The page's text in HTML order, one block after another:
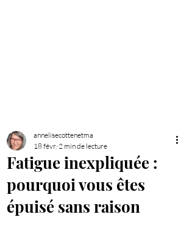
Fatigue inexpliquée :
pourquoi vous êtes
épuisé sans raison
annelisecottenetma
18 févr. 2 min de lecture